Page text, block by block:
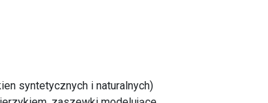
syntetycznych i naturalnych)